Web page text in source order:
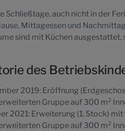
Schließtage, auch nicht in der
Mittagessen und
sind mit Küchen
des
2019: Eröffnung
Gruppe auf 300 m2
2021: Erweiterung (1. Stock)
Gruppe auf 300 m2